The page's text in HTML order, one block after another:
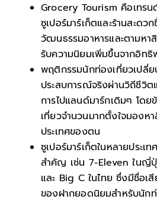
Grocery Tourism คือเทรน
ซูเปอร์มาร์เก็ตและร้านสะด
วัฒนธรรมอาหารและตามหา
รับความนิยมเพิ่มขึ้นจากอิทธิ
พฤติกรรมนักท่องเที่ยวเปลี่ย
ประสบการณ์จริงผ่านวิถีชีวิต
การไปแลนด์มาร์กเดิมๆ โดย
เที่ยวจำนวนมากตั้งใจมองห
ประเทศของตน
ซูเปอร์มาร์เก็ตในหลายประเ
สำคัญ เช่น 7-Eleven ในญี่ปุ่
และ Big C ในไทย ซึ่งมีชื่อเ
ของฝากยอดนิยมสำหรับนัก